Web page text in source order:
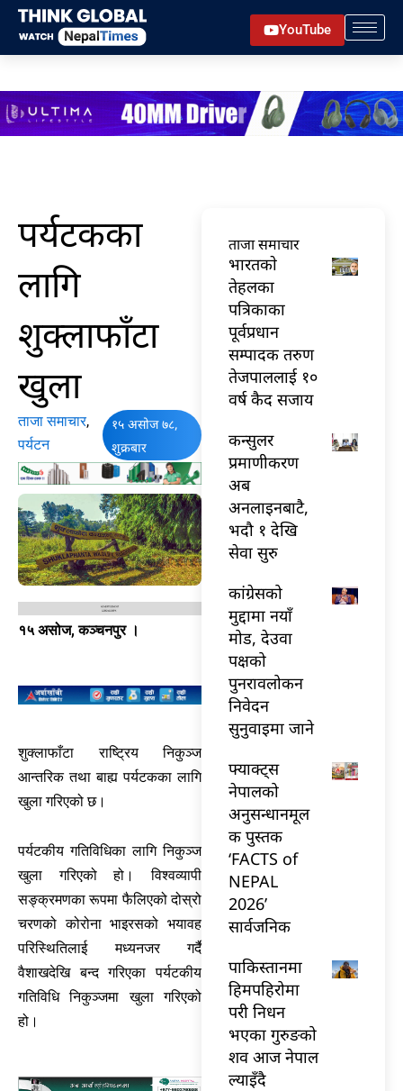
Skip
content
YouTube
पर्यटकका
लागि
शुक्लाफाँटा
खुला
ताजा समाचार,
पर्यटन
१५ असोज ७८,
शुक्रबार
१५ असोज, कञ्चनपुर ।
शुक्लाफाँटा राष्ट्रिय निकुञ्‍ज
आन्तरिक तथा बाह्य पर्यटकका लागि
खुला गरिएको छ।
पर्यटकीय गतिविधिका लागि निकुञ्‍ज
खुला गरिएको हो। विश्वव्यापी
सङ्‍क्रमणका रूपमा फैलिएको दोस्रो
चरणको कोरोना भाइरसको भयावह
परिस्थितिलाई मध्यनजर गर्दै
वैशाखदेखि बन्द गरिएका पर्यटकीय
गतिविधि निकुञ्‍जमा खुला गरिएको
हो।
ताजा समाचार
भारतकाे
तेहलका
पत्रिकाका
पूर्वप्रधान
सम्पादक तरुण
तेजपाललाई १०
वर्ष कैद सजाय
कन्सुलर
प्रमाणीकरण
अब
अनलाइनबाटै,
भदौ १ देखि
सेवा सुरु
कांग्रेसको
मुद्दामा नयाँ
मोड, देउवा
पक्षको
पुनरावलोकन
निवेदन
सुनुवाइमा जाने
फ्याक्ट्स
नेपालको
अनुसन्धानमूल
क पुस्तक
‘FACTS of
NEPAL
2026’
सार्वजनिक
पाकिस्तानमा
हिमपहिरोमा
परी निधन
भएका गुरुङको
शव आज नेपाल
ल्याइँदै